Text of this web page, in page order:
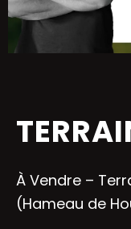
À Vendre –
(Hameau de